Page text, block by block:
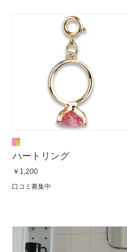
ハートリング
￥1,200
口コミ募集中